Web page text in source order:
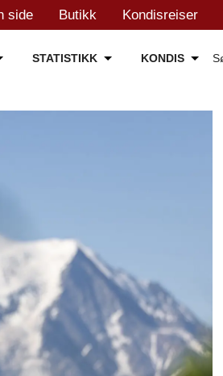
side Butikk Kondisreiser
STATISTIKK KONDIS